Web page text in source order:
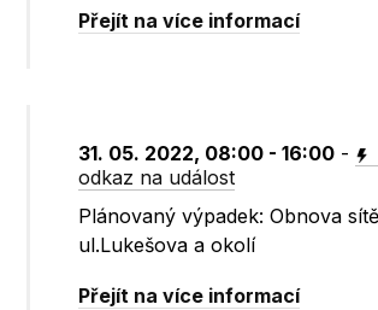
Přejít na více informací
31. 05. 2022, 08:00 - 16:00 -
odkaz na událost
Plánovaný výpadek: Obnova
ul.Lukešova a okolí
Přejít na více informací